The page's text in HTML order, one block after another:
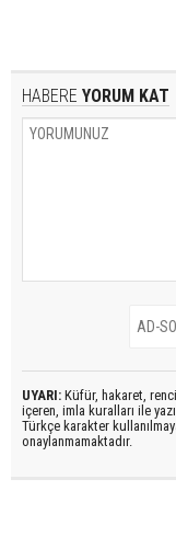
HABERE YORUM KAT
UYARI: Küfür, hakaret,
içeren, imla kuralları ile
Türkçe karakter
onaylanmamaktadır.